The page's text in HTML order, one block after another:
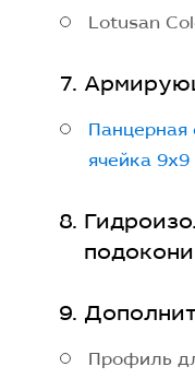
Lotusan
Панцерная
ячейка 9х9
Профиль